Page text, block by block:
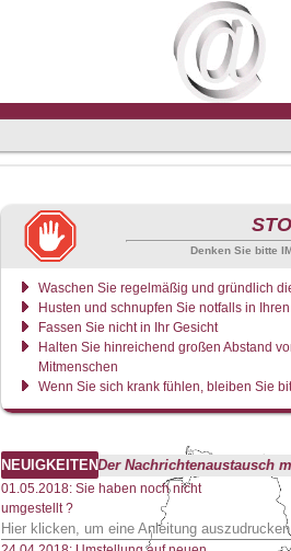
Denken Sie bitte
Waschen Sie regelmäßig und gründlich
Husten und schnupfen Sie notfalls in
Fassen Sie nicht in Ihr Gesicht
Halten Sie hinreichend großen Abstand
Mitmenschen
Wenn Sie sich krank fühlen, bleiben Sie
NEUIGKEITEN
*** Aktuell: Der Nachrichtenaustausch
01.05.2018: Sie haben noch nicht
umgestellt ?
Hier klicken, um eine Anleitung